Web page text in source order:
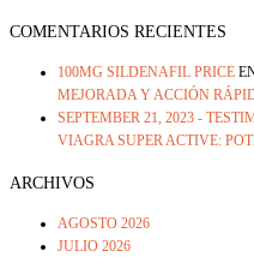
COMENTARIOS RECIENTES
100MG SILDENAFIL PRICE
MEJORADA Y ACCIÓN
SEPTEMBER 21, 2023 -
VIAGRA SUPER ACTIVE:
ARCHIVOS
AGOSTO 2026
JULIO 2026